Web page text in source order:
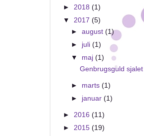
► 2018 (1)
▼ 2017 (5)
►august(1)
► juli(1)
▼ maj(1)
Genbrugsguld sjalet
► marts(1)
► januar(1)
► 2016 (11)
► 2015 (19)